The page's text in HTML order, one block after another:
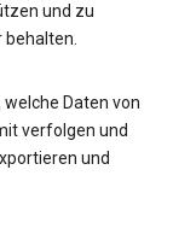
und zu
behalten.
Daten von
verfolgen und
und